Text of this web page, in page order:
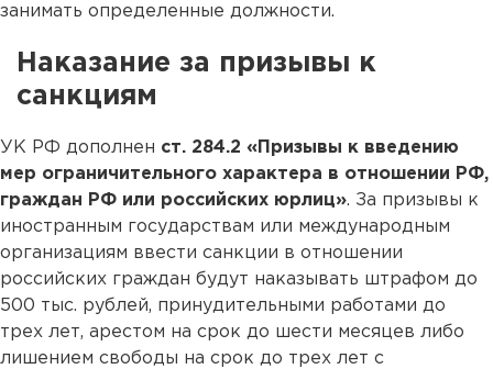
занимать определенные должности.
Наказание за призывы к
санкциям
УК РФ дополнен ст. 284.2 «Призывы к введению
мер ограничительного характера в отношении РФ,
граждан РФ или российских юрлиц». За призывы к
иностранным государствам или международным
организациям ввести санкции в отношении
российских граждан будут наказывать штрафом до
500 тыс. рублей, принудительными работами до
трех лет, арестом на срок до шести месяцев либо
лишением свободы на срок до трех лет с